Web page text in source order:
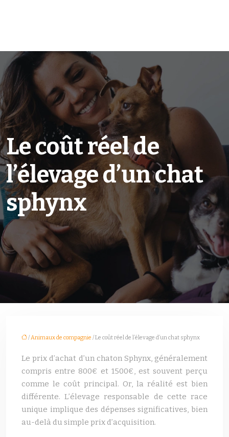
Le coût réel de
l’élevage d’un chat
sphynx
/Animaux de compagnie / Le coût réel de l’élevage d’un chat sphynx
Le prix d’achat d’un chaton Sphynx, généralement
compris entre 800€ et 1500€, est souvent perçu
comme le coût principal. Or, la réalité est bien
différente. L’élevage responsable de cette race
unique implique des dépenses significatives, bien
au-delà du simple prix d’acquisition.